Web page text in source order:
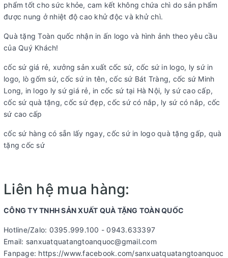
phẩm tốt cho sức khỏe, cam kết không chứa chì do sản phẩm
được nung ở nhiệt độ cao khử độc và khử chì.
Quà tặng Toàn quốc nhận in ấn logo và hình ảnh theo yêu cầu
của Quý Khách!
cốc sứ giá rẻ, xưởng sản xuất cốc sứ, cốc sứ in logo, ly sứ in
logo, lò gốm sứ, cốc sứ in tên, cốc sứ Bát Tràng, cốc sứ Minh
Long, in logo ly sứ giá rẻ, in cốc sứ tại Hà Nội, ly sứ cao cấp,
cốc sứ quà tặng, cốc sứ đẹp, cốc sứ có nắp, ly sứ có nắp, cốc
sứ cao cấp
cốc sứ hàng có sẵn lấy ngay, cốc sứ in logo quà tặng gấp, quà
tặng cốc sứ
Liên hệ mua hàng:
CÔNG TY TNHH SẢN XUẤT QUÀ TẶNG TOÀN QUỐC
Hotline/Zalo: 0395.999.100 - 0943.633397
Email: sanxuatquatangtoanquoc@gmail.com
Fanpage: https://www.facebook.com/sanxuatquatangtoanquoc